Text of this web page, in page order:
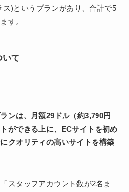
)というプランがあり、合計で5
す。
いて
ンは、月額29ドル（約3,790円
ができる上に、ECサイトを初め
クオリティの高いサイトを構築
スタッフアカウント数が2名ま